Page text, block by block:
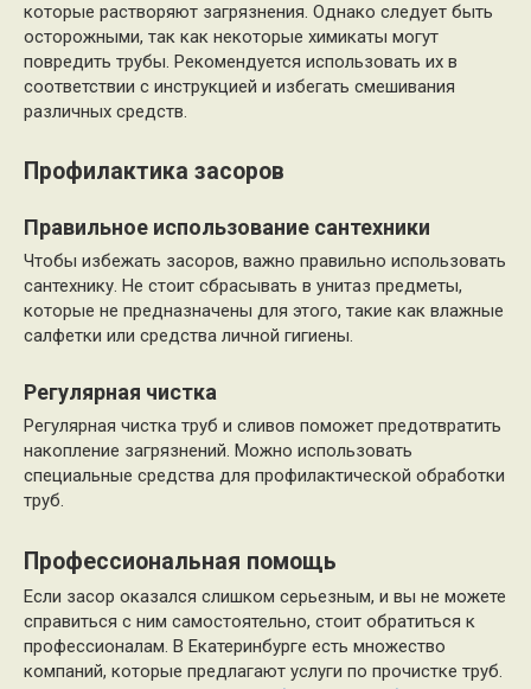
которые растворяют загрязнения. Однако следует быть
осторожными, так как некоторые химикаты могут
повредить трубы. Рекомендуется использовать их в
соответствии с инструкцией и избегать смешивания
различных средств.
Профилактика засоров
Правильное использование сантехники
Чтобы избежать засоров, важно правильно использовать
сантехнику. Не стоит сбрасывать в унитаз предметы,
которые не предназначены для этого, такие как влажные
салфетки или средства личной гигиены.
Регулярная чистка
Регулярная чистка труб и сливов поможет предотвратить
накопление загрязнений. Можно использовать
специальные средства для профилактической обработки
труб.
Профессиональная помощь
Если засор оказался слишком серьезным, и вы не можете
справиться с ним самостоятельно, стоит обратиться к
профессионалам. В Екатеринбурге есть множество
компаний, которые предлагают услуги по прочистке труб.